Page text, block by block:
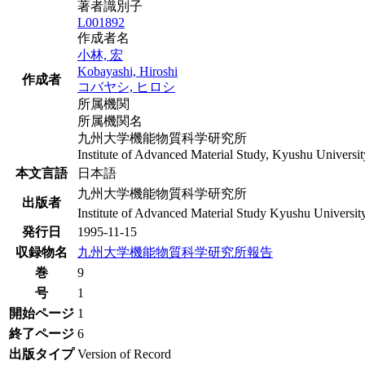
作成者
著者識別子
L001892
作成者名
小林, 宏
Kobayashi, Hiroshi
コバヤシ, ヒロシ
所属機関
所属機関名
九州大学機能物質科学研究所
Institute of Advanced Material Study, Kyushu
本文言語
日本語
出版者
九州大学機能物質科学研究所
Institute of Advanced Material Study Kyushu
発行日
1995-11-15
収録物名
九州大学機能物質科学研究所報告
巻
9
号
1
開始ページ 1
終了ページ 6
出版タイプ Version of Record